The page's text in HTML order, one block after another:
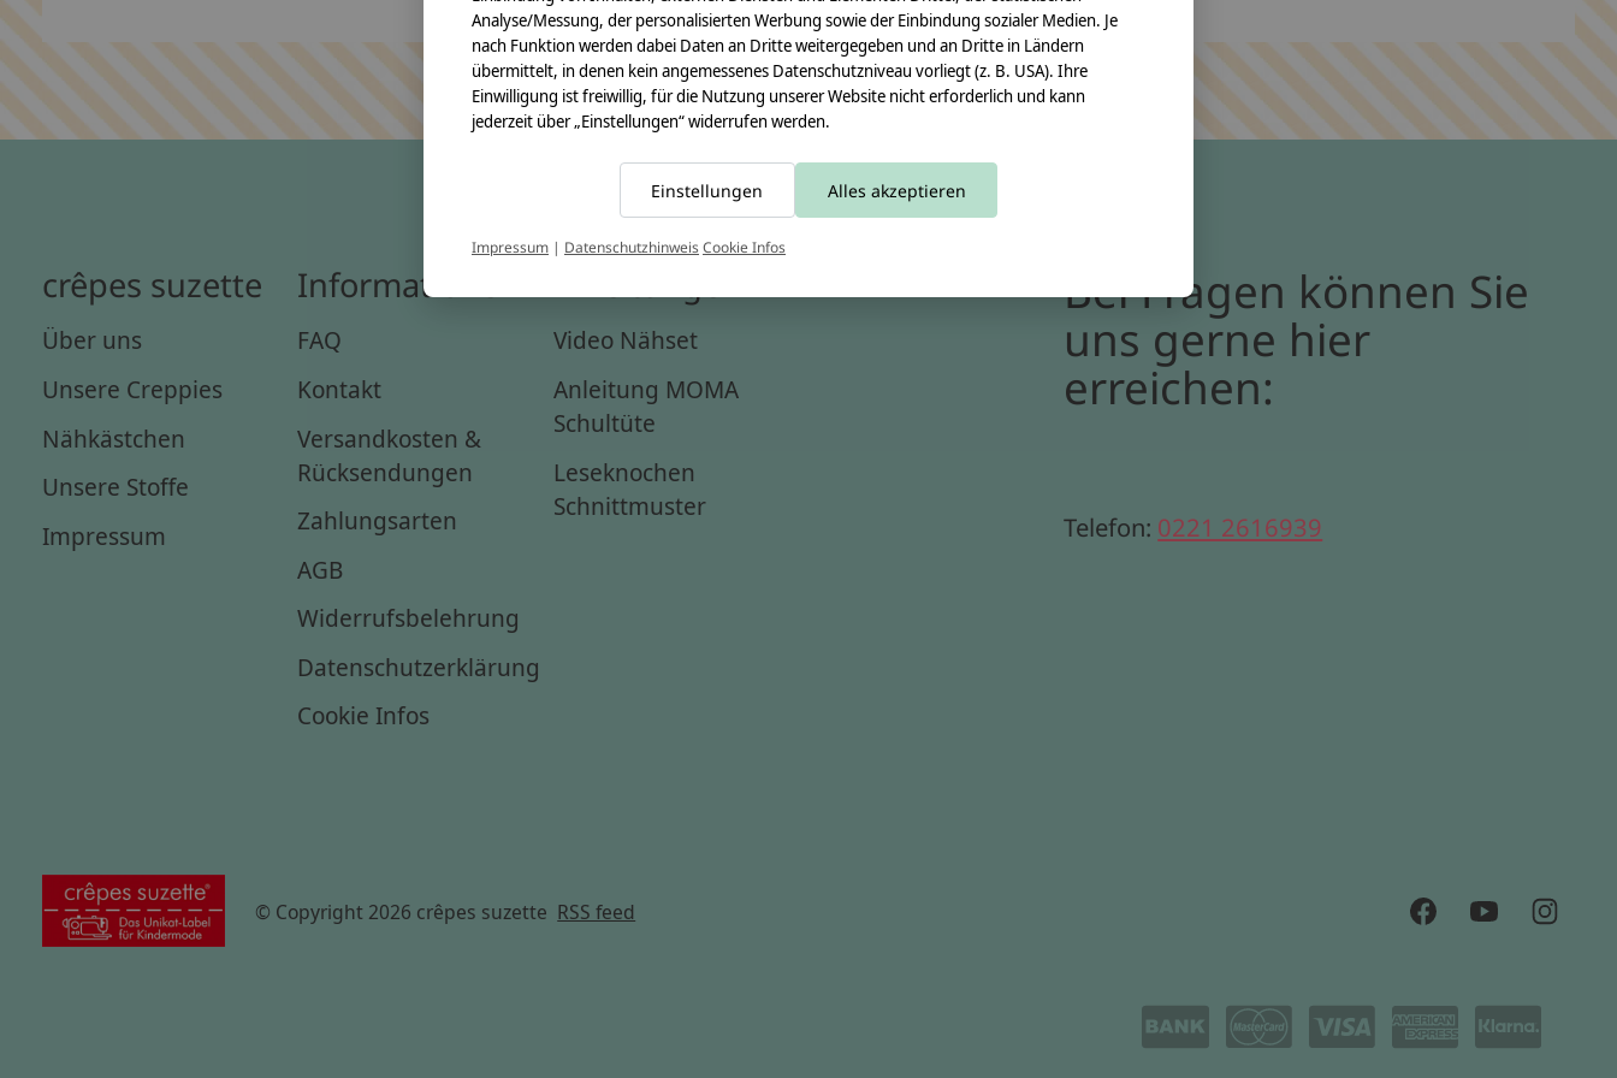
crêpes suzette
Über uns
Unsere Creppies
Nähkästchen
Unsere Stoffe
Impressum
Informationen
FAQ
Kontakt
Versandkosten &
Rücksendungen
Zahlungsarten
AGB
Widerrufsbelehrung
Datenschutzerklärung
Cookie Infos
Video Nähset
Anleitung MOMA
Schultüte
Leseknochen
Schnittmuster
Bei Fragen können Sie
uns gerne hier
erreichen:
Telefon: 0221 2616939
© Copyright 2026 crêpes suzette RSS feed
Analyse/Messung, der personalisierten Werbung sowie der Einbindung sozialer Medien. Je
nach Funktion werden dabei Daten an Dritte weitergegeben und an Dritte in Ländern
übermittelt, in denen kein angemessenes Datenschutzniveau vorliegt (z. B. USA). Ihre
Einwilligung ist freiwillig, für die Nutzung unserer Website nicht erforderlich und kann
jederzeit über „Einstellungen“ widerrufen werden.
Einstellungen Alles akzeptieren
Impressum | DatenschutzhinweisCookie Infos